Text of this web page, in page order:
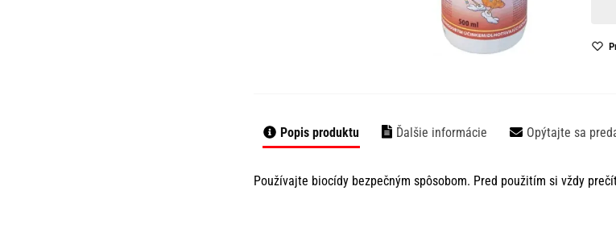
Popis produktu Ďalšie informácie Opýtajte sa
Používajte biocídy bezpečným spôsobom. Pred použitím si vždy